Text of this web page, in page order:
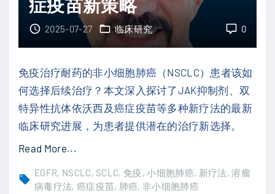
破
：
C
D
-
2
0
1
病
毒
症疫苗新策略
0
2025-07-27 临床研究
免疫治疗耐药的非小细胞肺癌（NSCLC）患者该如
何选择后续治疗？本文深入探讨了JAK抑制剂、双
特异性抗体依沃西及癌症疫苗等多种新疗法的最新
临床研究进展，为患者提供潜在的治疗新选择。
Read More..."
克
EGFR NSCLC SCLC 免疫 小细胞肺癌 新疗法 溶瘤
病毒疗法 癌症疫苗 肺癌 非小细胞肺癌